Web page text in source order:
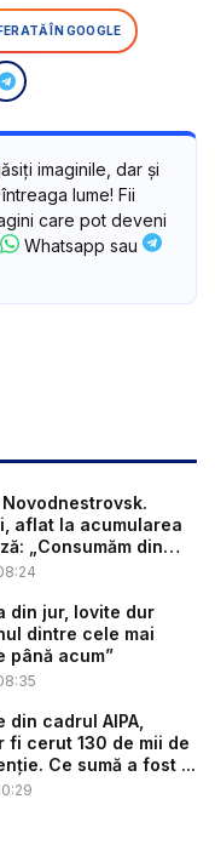
ÎN GOOGLE
imaginile, dar și
lume! Fii
care pot deveni
Whatsapp sau
aflat la acumularea
„Consumăm din
din jur, lovite dur
dintre cele mai
până acum”
cadrul AIPA,
fi cerut 130 de mii de
Ce sumă a fost ...